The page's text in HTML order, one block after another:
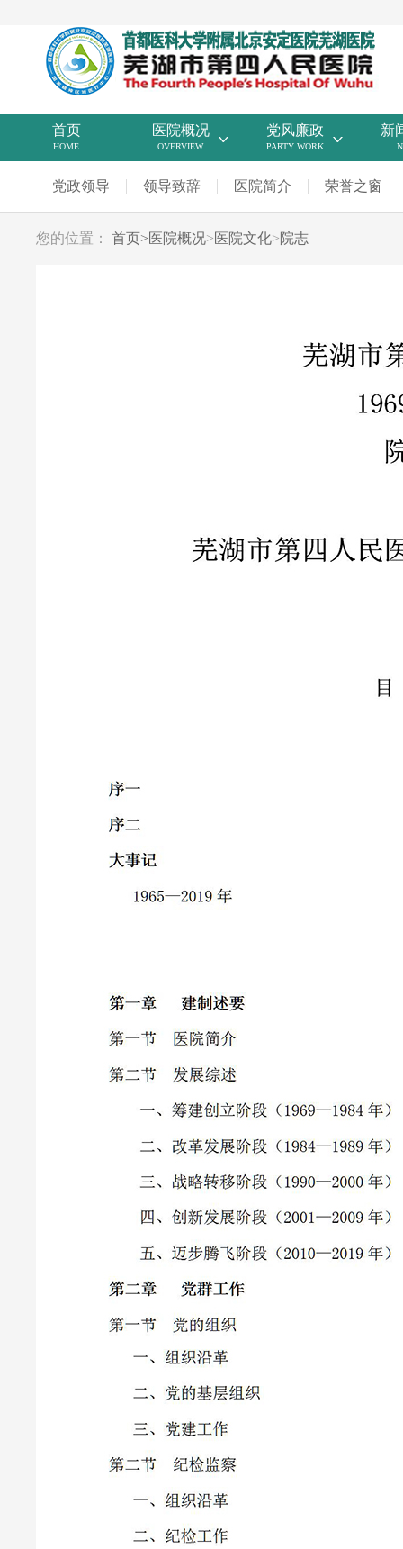
首页
HOME
医院概况
OVERVIEW
党风廉政
PARTY WORK
新
党政领导 领导致辞 医院简介 荣誉之窗
您的位置： 首页>医院概况>医院文化>院志